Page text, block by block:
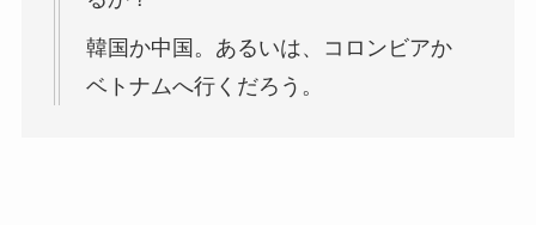
韓国か中国。あるいは、コロンビアか
ベトナムへ行くだろう。